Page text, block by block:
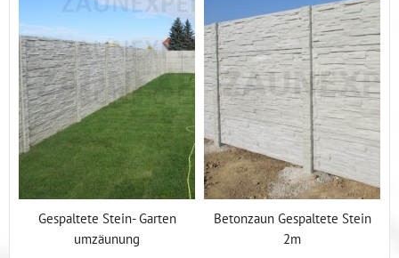
Gespaltete Stein- Garten
umzäunung
Betonzaun Gespaltete Stein
2m